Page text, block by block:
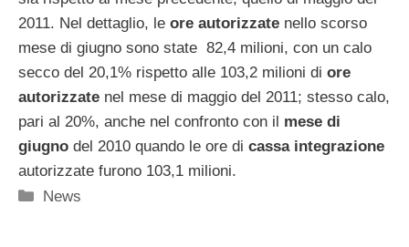
2011. Nel dettaglio, le ore autorizzate nello scorso
mese di giugno sono state 82,4 milioni, con un calo
secco del 20,1% rispetto alle 103,2 milioni di ore
autorizzate nel mese di maggio del 2011; stesso calo,
pari al 20%, anche nel confronto con il mese di
giugno del 2010 quando le ore di cassa integrazione
autorizzate furono 103,1 milioni.
Categorie
News